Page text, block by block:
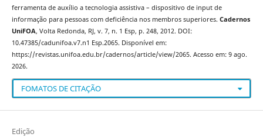
ferramenta de auxílio a tecnologia assistiva – dispositivo de input de
informação para pessoas com deficiência nos membros superiores. Cadernos
UniFOA, Volta Redonda, RJ, v. 7, n. 1 Esp, p. 248, 2012. DOI:
10.47385/cadunifoa.v7.n1 Esp.2065. Disponível em:
https://revistas.unifoa.edu.br/cadernos/article/view/2065. Acesso em: 9 ago.
2026.
FOMATOS DE CITAÇÃO
Edição